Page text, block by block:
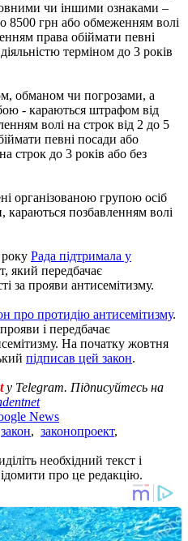
чи іншими ознаками –
8500 грн або обмеженням волі
права обіймати певні
терміном до 3 років
обманом чи погрозами, а
- караються штрафом від
волі на строк від 2 до 5
певні посади або
строк до 3 років або без
організованою групою осіб
караються позбавленням волі
Рада підтримала у
який передбачає
за прояви антисемітизму.
про протидію антисемітизму.
і передбачає
На початку жовтня
підписав цей закон.
у Telegram. Підписуйтесь на
News
закон, законопроект,
необхідний текст і
про це редакцію.